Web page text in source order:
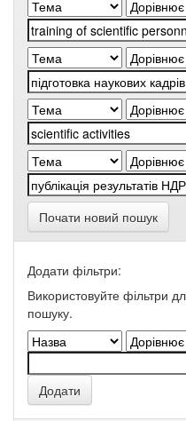
Почати новий пошук
Додати фільтри:
Використовуйте фільтри
пошуку.